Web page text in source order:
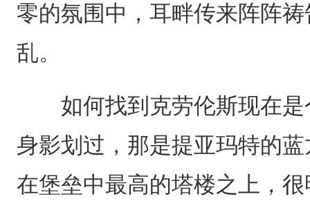
零的氛围中，耳畔传来阵阵
乱。
如何找到克劳伦斯现在是
身影划过，那是提亚玛特的
在堡垒中最高的塔楼之上，